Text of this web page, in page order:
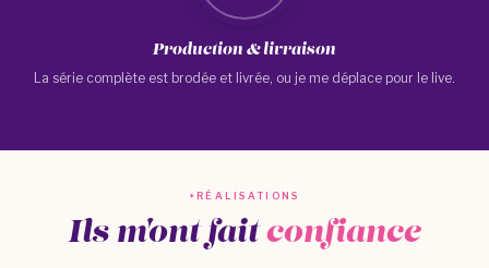
Production & livraison
La série complète est brodée et livrée, ou je me déplace pour le live.
RÉALISATIONS
Ils m'ont faitconfiance